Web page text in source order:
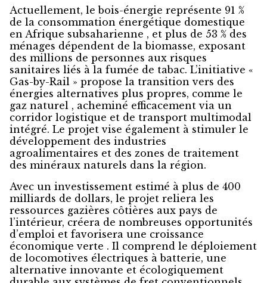
Actuellement, le bois-énergie représente 91 %
de la consommation énergétique domestique
en Afrique subsaharienne , et plus de 53 % des
ménages dépendent de la biomasse, exposant
des millions de personnes aux risques
sanitaires liés à la fumée de tabac. L’initiative «
Gas-by-Rail » propose la transition vers des
énergies alternatives plus propres, comme le
gaz naturel , acheminé efficacement via un
corridor logistique et de transport multimodal
intégré. Le projet vise également à stimuler le
développement des industries
agroalimentaires et des zones de traitement
des minéraux naturels dans la région.
Avec un investissement estimé à plus de 400
milliards de dollars, le projet reliera les
ressources gazières côtières aux pays de
l’intérieur, créera de nombreuses opportunités
d’emploi et favorisera une croissance
économique verte . Il comprend le déploiement
de locomotives électriques à batterie, une
alternative innovante et écologiquement